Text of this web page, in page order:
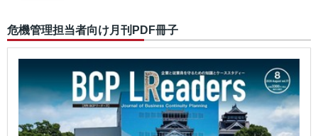
危機管理担当者向け月刊PDF冊子